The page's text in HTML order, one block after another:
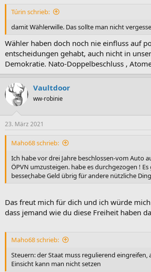
Túrin schrieb:
damit Wählerwille. Das sollte man nicht
Wähler haben doch noch nie einfluss auf
entscheidungen gehabt, auch nicht in
Demokratie. Nato-Doppelbeschluss ,
Vaultdoor
ww-robinie
23. März 2021
Maho68 schrieb:
Ich habe vor drei Jahre beschlossen-vom Auto
ÖPVN umzusteigen. habe es durchgezogen !
besser,habe Geld übrig für andere nützliche
Das freut mich für dich und ich würde
dass jemand wie du diese Freiheit haben
Maho68 schrieb:
Steuern: der Staat muss regulierend
Einsicht kann man nicht setzen